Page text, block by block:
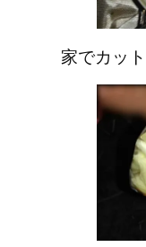
家でカッ